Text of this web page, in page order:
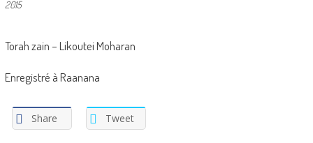
2015
Torah zain – Likoutei Moharan
Enregistré à Raanana
Share Tweet